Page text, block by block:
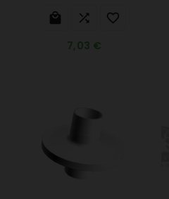
  
7,03 €